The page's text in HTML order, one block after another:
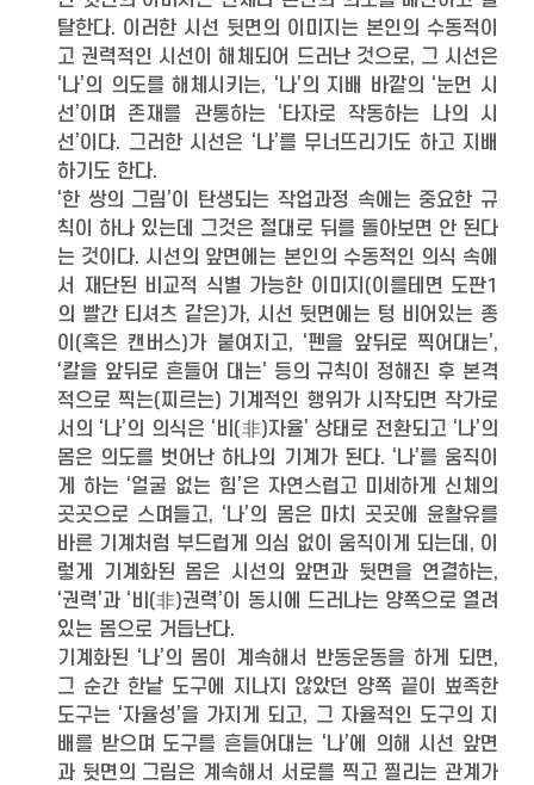
탈한다. 이러한 시선 뒷면의 이미지는 본인의 수동적이
고 권력적인 시선이 해체되어 드러난 것으로, 그 시선은
‘나’의 의도를 해체시키는, ‘나’의 지배 바깥의 ‘눈먼 시
선’이며 존재를 관통하는 ‘타자로 작동하는 나의 시
선’이다. 그러한 시선은 ‘나’를 무너뜨리기도 하고 지배
하기도 한다.
‘한 쌍의 그림’이 탄생되는 작업과정 속에는 중요한 규
칙이 하나 있는데 그것은 절대로 뒤를 돌아보면 안 된다
는 것이다. 시선의 앞면에는 본인의 수동적인 의식 속에
서 재단된 비교적 식별 가능한 이미지(이를테면 도판1
의 빨간 티셔츠 같은)가, 시선 뒷면에는 텅 비어있는 종
이(혹은 캔버스)가 붙여지고, ‘펜을 앞뒤로 찍어대는’,
‘칼을 앞뒤로 흔들어 대는’ 등의 규칙이 정해진 후 본격
적으로 찍는(찌르는) 기계적인 행위가 시작되면 작가로
서의 ‘나’의 의식은 ‘비(非)자율’ 상태로 전환되고 ‘나’의
몸은 의도를 벗어난 하나의 기계가 된다. ‘나’를 움직이
게 하는 ‘얼굴 없는 힘’은 자연스럽고 미세하게 신체의
곳곳으로 스며들고, ‘나’의 몸은 마치 곳곳에 윤활유를
바른 기계처럼 부드럽게 의심 없이 움직이게 되는데, 이
렇게 기계화된 몸은 시선의 앞면과 뒷면을 연결하는,
‘권력’과 ‘비(非)권력’이 동시에 드러나는 양쪽으로 열려
있는 몸으로 거듭난다.
기계화된 ‘나’의 몸이 계속해서 반동운동을 하게 되면,
그 순간 한낱 도구에 지나지 않았던 양쪽 끝이 뾰족한
도구는 ‘자율성’을 가지게 되고, 그 자율적인 도구의 지
배를 받으며 도구를 흔들어대는 ‘나’에 의해 시선 앞면
과 뒷면의 그림은 계속해서 서로를 찍고 찔리는 관계가